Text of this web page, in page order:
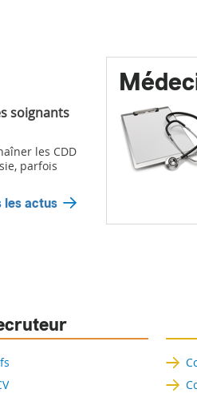
soignants
les CDD
parfois
les actus